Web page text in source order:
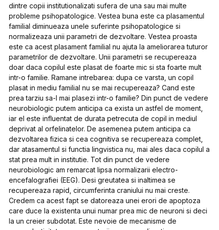
dintre copii institutionalizati sufera de una sau mai multe
probleme psihopatologice. Vestea buna este ca plasamentul
familial diminueaza unele suferinte psihopatologice si
normalizeaza unii parametri de dezvoltare. Vestea proasta
este ca acest plasament familial nu ajuta la ameliorarea tuturor
parametrilor de dezvoltare. Unii parametri se recupereaza
doar daca copilul este plasat de foarte mic si sta foarte mult
intr-o familie. Ramane intrebarea: dupa ce varsta, un copil
plasat in mediu familial nu se mai recupereaza? Cand este
prea tarziu sa-l mai plasezi intr-o familie? Din punct de vedere
neurobiologic putem anticipa ca exista un astfel de moment,
iar el este influentat de durata petrecuta de copil in mediul
deprivat al orfelinatelor. De asemenea putem anticipa ca
dezvoltarea fizica si cea cognitiva se recupereaza complet,
dar atasamentul si functia lingvistica nu, mai ales daca copilul a
stat prea mult in institutie. Tot din punct de vedere
neurobiologic am remarcat lipsa normalizarii electro-
encefalografiei (EEG). Desi greutatea si inaltimea se
recupereaza rapid, circumferinta craniului nu mai creste.
Credem ca acest fapt se datoreaza unei erori de apoptoza
care duce la existenta unui numar prea mic de neuroni si deci
la un creier subdotat. Este nevoie de mecanisme de